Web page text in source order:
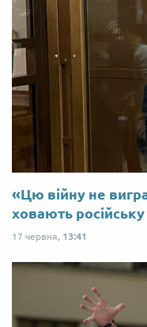
«Цю війну не
ховають
17 червня, 13:41